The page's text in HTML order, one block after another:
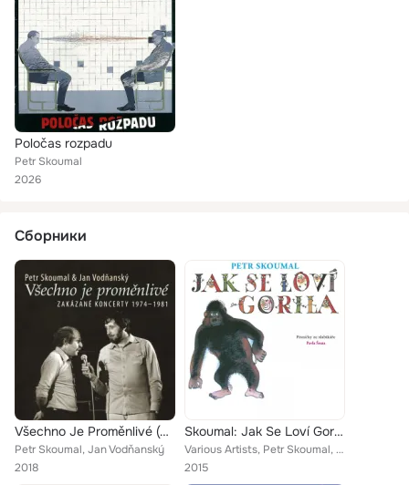
Poločas rozpadu
Petr Skoumal
2026
Сборники
Všechno Je Proměnlivé (Zakázané Koncerty 1974-1981)
Petr Skoumal, Jan Vodňanský
2018
Skoumal: Jak Se Loví Gorila (Písničky Ze Slabikáře Pavla Šruta)
Various Artists, Petr Skoumal, Hana Horká, Ilona Svobodová, Petr Skoumal, Lubor Šonka, Petr Skoumal, Adéla Bubníková, Petr Skoum...
2015